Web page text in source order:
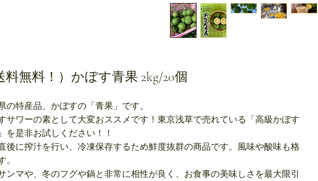
料無料！）かぼす青果 2kg/20個
の特産品、かぼすの「青果」です。
サワーの素として大変おススメです！東京浅草で売れている「高級かぼす
を是非お試しください！！
後に搾汁を行い、冷凍保存するため鮮度抜群の商品です。風味や酸味も格
。
ンマや、冬のフグや鍋と非常に相性が良く、お食事の美味しさを最大限引